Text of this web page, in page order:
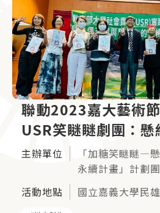
聯動2023嘉大藝術
USR笑瞇瞇劇團：懸
主辦單位
「加糖笑瞇瞇—
永續計畫」計劃
活動地點
國立嘉義大學民